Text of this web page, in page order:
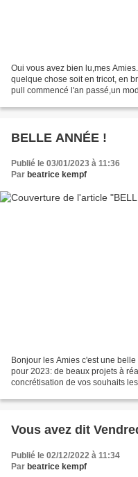
Oui vous avez bien lu,mes
quelque chose soit en tricot, en
pull commencé l'an passé,un
BELLE ANNÉE !
Publié le 03/01/2023 à 11:36
Par beatrice kempf
Bonjour les Amies c'est une
pour 2023: de beaux projets à
concrétisation de vos souhaits
Vous avez dit
Publié le 02/12/2022 à 11:34
Par beatrice kempf